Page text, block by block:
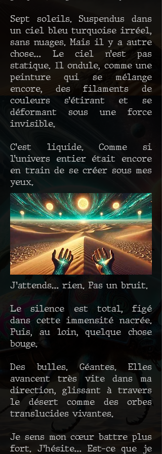
Sept soleils. Suspendus dans
un ciel bleu turquoise irréel,
sans nuages. Mais il y a autre
chose… Le ciel n’est pas
statique. Il ondule, comme une
peinture qui se mélange
encore, des filaments de
couleurs s’étirant et se
déformant sous une force
invisible.
C’est liquide. Comme si
l’univers entier était encore
en train de se créer sous mes
yeux.
J’attends… rien. Pas un bruit.
Le silence est total, figé
dans cette immensité nacrée.
Puis, au loin, quelque chose
bouge.
Des bulles. Géantes. Elles
avancent très vite dans ma
direction, glissant à travers
le désert comme des orbes
translucides vivantes.
Je sens mon cœur battre plus
fort. J’hésite… Est-ce que je